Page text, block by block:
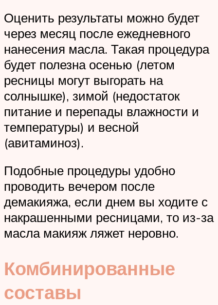
Оценить результаты можно будет
через месяц после ежедневного
нанесения масла. Такая процедура
будет полезна осенью (летом
ресницы могут выгорать на
солнышке), зимой (недостаток
питание и перепады влажности и
температуры) и весной
(авитаминоз).
Подобные процедуры удобно
проводить вечером после
демакияжа, если днем вы ходите с
накрашенными ресницами, то из-за
масла макияж ляжет неровно.
Комбинированные
составы